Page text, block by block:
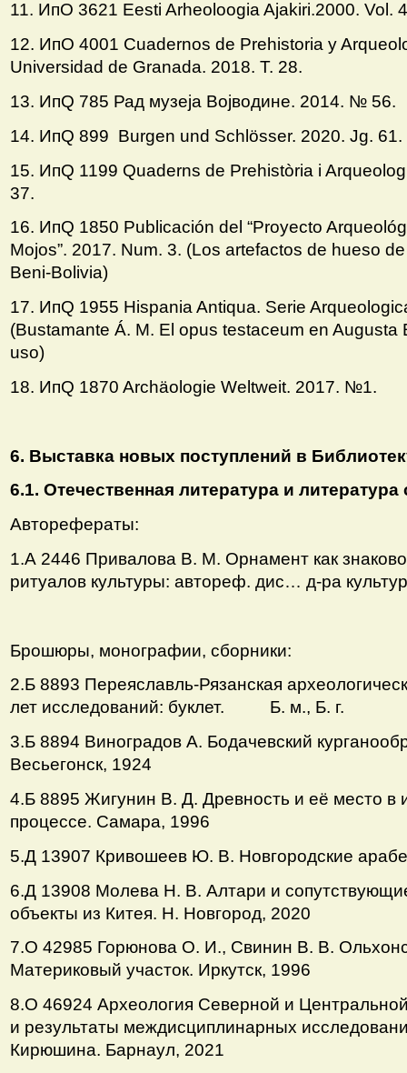
11. ИпO 3621 Eesti Arheoloogia Ajakiri.2000. Vol.
12. ИпO 4001 Cuadernos de Prehistoria y
Universidad de Granada. 2018. T. 28.
13. ИпQ 785 Рад музеjа Воjводине. 2014. № 56.
14. ИпQ 899 Burgen und Schlösser. 2020. Jg. 61.
15. ИпQ 1199 Quaderns de Prehistòria i
37.
16. ИпQ 1850 Publicación del “Proyecto
Mojos”. 2017. Num. 3. (Los artefactos de hueso
Beni-Bolivia)
17. ИпQ 1955 Hispania Antiqua. Serie
(Bustamante Á. M. El opus testaceum en Augusta
uso)
18. ИпQ 1870 Archäologie Weltweit. 2017. №1.
6. Выставка новых поступлений в
6.1. Отечественная литература и
Авторефераты:
1.А 2446 Привалова В. М. Орнамент как
ритуалов культуры: автореф. дис… д-ра
Брошюры, монографии, сборники:
2.Б 8893 Переяславль-Рязанская
лет исследований: буклет. Б. м., Б. г.
3.Б 8894 Виноградов А. Бодачевский
Весьегонск, 1924
4.Б 8895 Жигунин В. Д. Древность и её место в
процессе. Самара, 1996
5.Д 13907 Кривошеев Ю. В. Новгородские
6.Д 13908 Молева Н. В. Алтари и
объекты из Китея. Н. Новгород, 2020
7.О 42985 Горюнова О. И., Свинин В. В.
Материковый участок. Иркутск, 1996
8.О 46924 Археология Северной и
и результаты междисциплинарных
Кирюшина. Барнаул, 2021